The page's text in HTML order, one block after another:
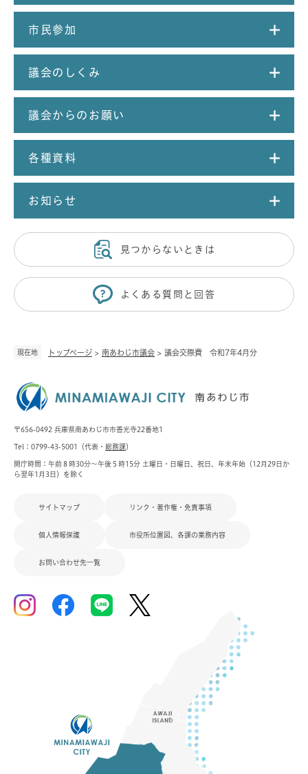
現在地 トップページ > 南あわじ市議会 > 議会交際費 令和7年4月分
市民参加
議会のしくみ
議会からのお願い
各種資料
お知らせ
見つからないときは
よくある質問と回答
〒656-0492 兵庫県南あわじ市市善光寺22番地1
Tel：0799-43-5001（代表・ 総務課）
開庁時間：午前８時30分～午後５時15分 土曜日・日曜日、祝日、年末年始（12月29日か
ら翌年1月3日）を除く
サイトマップ リンク・著作権・免責事項
個人情報保護 市役所位置図、各課の業務内容
お問い合わせ先一覧